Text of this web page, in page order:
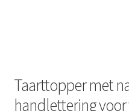
Zakelijk
Taarttopper met
handlettering